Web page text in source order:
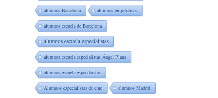
alumnos Barcelona alumnos en prácticas
alumnos escuela de Barcelona
alumnos escuela especialistas
alumnos escuela especialistas Ángel Plana
alumnos escuela especilaistas
Alumnos especialistas de cine alumnos Madrid